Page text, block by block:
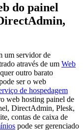
do painel
um servidor de
através de um Web
outro barato
ser o web
de hospedagem
web hosting painel de
DirectAdmin, Plesk,
contas de caixa de
pode ser gerenciado